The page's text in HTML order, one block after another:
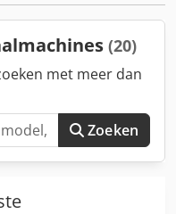
(20)
met meer dan
Zoeken